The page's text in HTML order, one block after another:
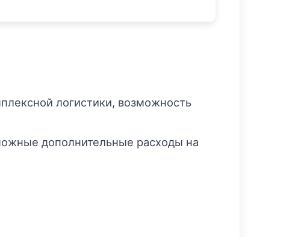
логистики, возможность
дополнительные расходы на